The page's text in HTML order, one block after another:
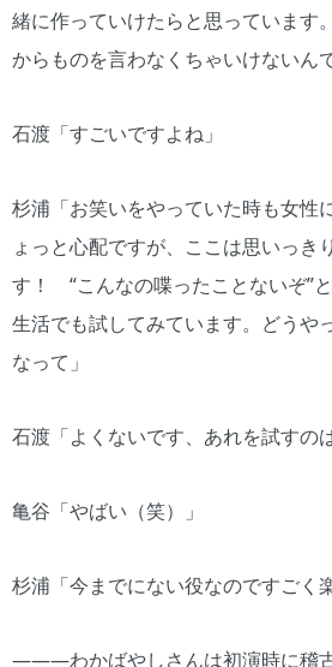
緒に作っていけたらと思っています
からものを言わなくちゃいけないん
石渡「すごいですよね」
杉浦「お笑いをやっていた時も女性
ょっと心配ですが、ここは思いっき
す！ “こんなの喋ったことないぞ”
生活でも試してみています。どうや
なって」
石渡「よくないです、あれを試すの
亀谷「やばい（笑）」
杉浦「今までにない役なのですごく
―――わかばやしさんは初演時に稽